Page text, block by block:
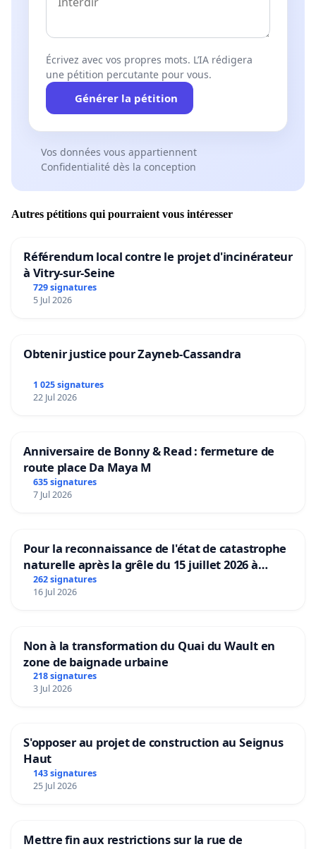
Écrivez avec vos propres mots. L’IA rédigera
une pétition percutante pour vous.
Générer la pétition
Vos données vous appartiennent
Confidentialité dès la conception
Autres pétitions qui pourraient vous intéresser
Référendum local contre le projet d'incinérateur
à Vitry-sur-Seine
729 signatures
5 Jul 2026
Obtenir justice pour Zayneb-Cassandra
1 025 signatures
22 Jul 2026
Anniversaire de Bonny & Read : fermeture de
route place Da Maya M
635 signatures
7 Jul 2026
Pour la reconnaissance de l'état de catastrophe
naturelle après la grêle du 15 juillet 2026 à
Aubenas et ses alentours
262 signatures
16 Jul 2026
Non à la transformation du Quai du Wault en
zone de baignade urbaine
218 signatures
3 Jul 2026
S'opposer au projet de construction au Seignus
Haut
143 signatures
25 Jul 2026
Mettre fin aux restrictions sur la rue de